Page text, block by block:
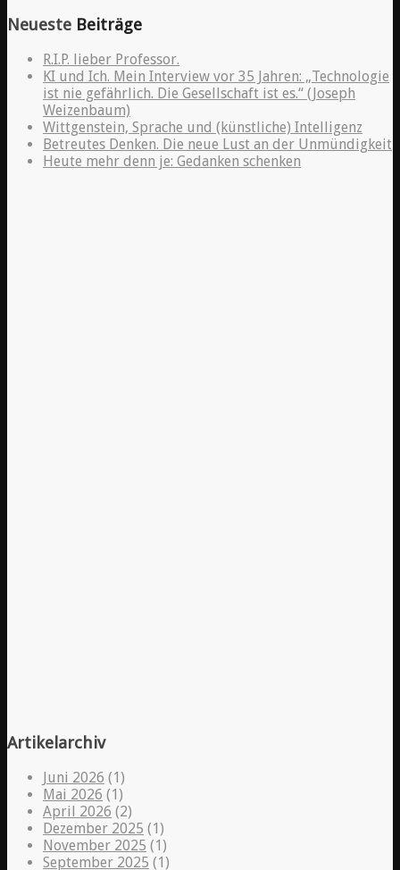
Neueste Beiträge
R.I.P. lieber Professor.
KI und Ich. Mein Interview vor 35 Jahren: „Technologie
ist nie gefährlich. Die Gesellschaft ist es.“ (Joseph
Weizenbaum)
Wittgenstein, Sprache und (künstliche) Intelligenz
Betreutes Denken. Die neue Lust an der Unmündigkeit
Heute mehr denn je: Gedanken schenken
Artikelarchiv
Juni 2026 (1)
Mai 2026 (1)
April 2026 (2)
Dezember 2025 (1)
November 2025 (1)
September 2025 (1)